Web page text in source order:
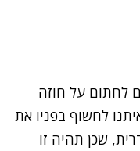
לחתום על חוזה
לחשוף בפניו את
שכן תהיה זו